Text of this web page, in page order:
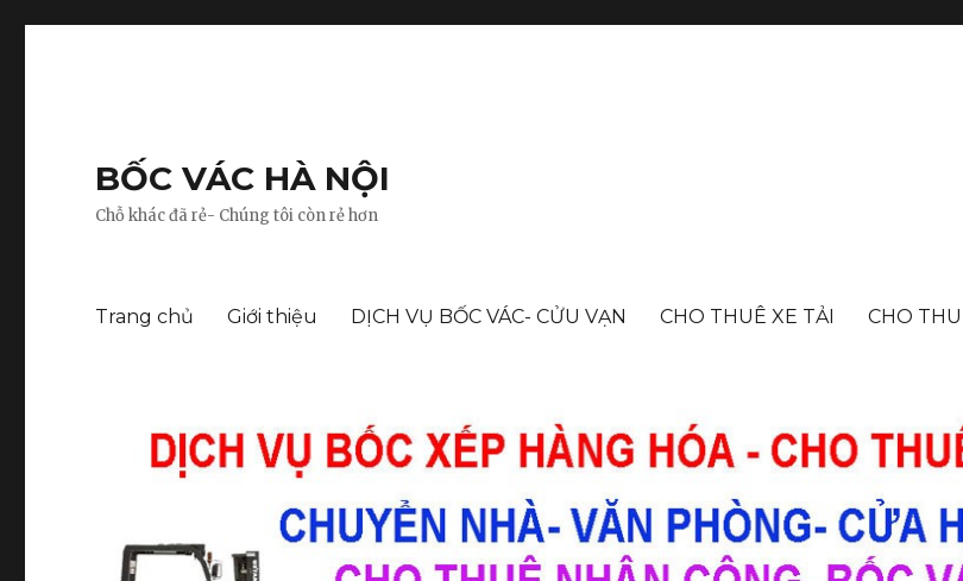
BỐC VÁC HÀ NỘI
Chỗ khác đã rẻ- Chúng tôi còn rẻ hơn
Trang chủ Giới thiệu DỊCH VỤ BỐC VÁC- CỬU VẠN CHO THUÊ XE TẢI CHO